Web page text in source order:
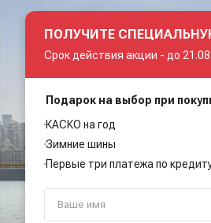
ПОЛУЧИТЕ
Срок действия акции - до
Подарок на выбор при
КАСКО на год
Зимние шины
Первые три платежа по